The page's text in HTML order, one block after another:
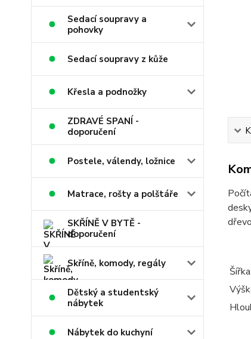
Sedací soupravy a
pohovky
Sedací soupravy z kůže
Křesla a podnožky
ZDRAVÉ SPANÍ -
doporučení
Postele, válendy, ložnice
Matrace, rošty a polštáře
SKŘÍNĚ V BYTĚ -
doporučení
Skříně, komody, regály
Dětský a studentský
nábytek
Nábytek do kuchyní
Šířka: